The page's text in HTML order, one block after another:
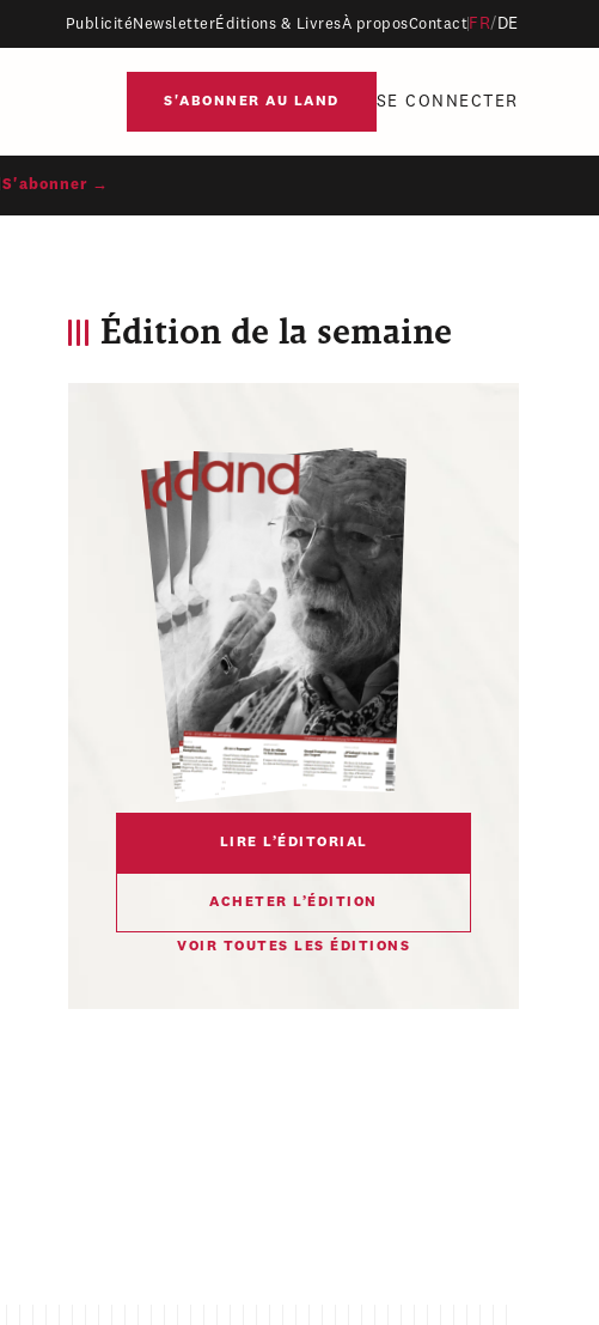
Publicité NewsletterÉditions & LivresÀ proposContact FR/ DE
S'ABONNER AU LAND SE CONNECTER
S'abonner →
Édition de la semaine
LIRE L’ÉDITORIAL
ACHETER L’ÉDITION
VOIR TOUTES LES ÉDITIONS